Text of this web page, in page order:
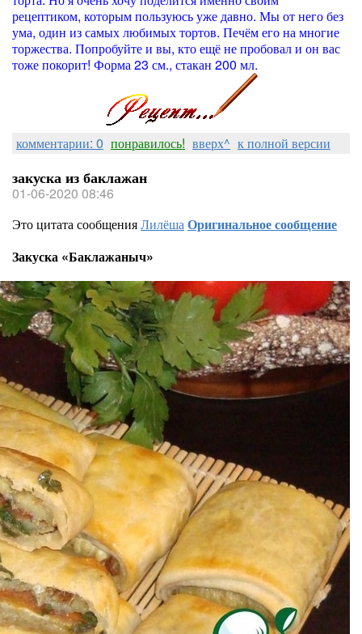
рецептиком, которым пользуюсь уже давно. Мы от него без
ума, один из самых любимых тортов. Печём его на многие
торжества. Попробуйте и вы, кто ещё не пробовал и он вас
тоже покорит! Форма 23 см., стакан 200 мл.
комментарии: 0 понравилось! вверх^ к полной версии
закуска из баклажан
01-06-2020 08:46
Это цитата сообщенияЛилёшаОригинальное сообщение
Закуска «Баклажаныч»